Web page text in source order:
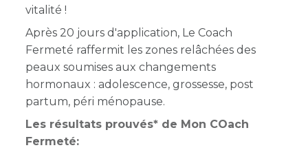
vitalité !
Après 20 jours d'application, Le Coach
Fermeté raffermit les zones relâchées des
peaux soumises aux changements
hormonaux : adolescence, grossesse, post
partum, péri ménopause.
Les résultats prouvés* de Mon COach
Fermeté: